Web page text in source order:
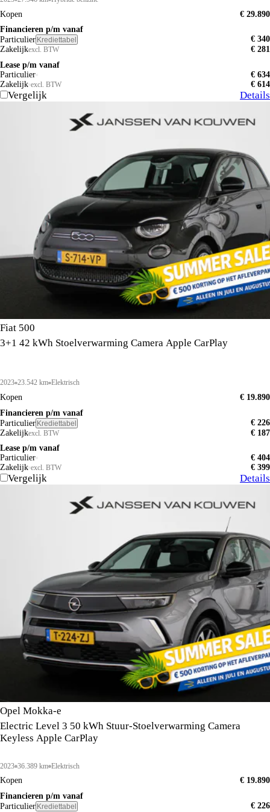
Kopen
€ 29.890
Financieren p/m vanaf
Particulier Krediettabel
€ 340
Zakelijkexcl. BTW
€ 281
Lease p/m vanaf
Particulier
€ 634
Zakelijk excl. BTW € 614
Vergelijk Details
Fiat 500
3+1 42 kWh Stoelverwarming Camera Apple CarPlay
2023 23.542 km Elektrisch
Kopen
€ 19.890
Financieren p/m vanaf
Particulier Krediettabel
€ 226
Zakelijkexcl. BTW
€ 187
Lease p/m vanaf
Particulier
€ 404
Zakelijk excl. BTW € 399
Vergelijk Details
Opel Mokka-e
Electric Level 3 50 kWh Stuur-Stoelverwarming Camera
Keyless Apple CarPlay
2023 36.389 km Elektrisch
Kopen
€ 19.890
Financieren p/m vanaf
Particulier Krediettabel
€ 226